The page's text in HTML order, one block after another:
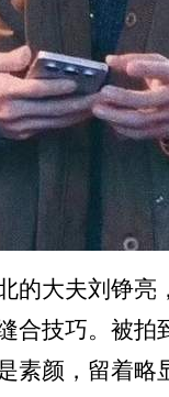
的大夫刘铮亮
合技巧。被拍
素颜，留着略